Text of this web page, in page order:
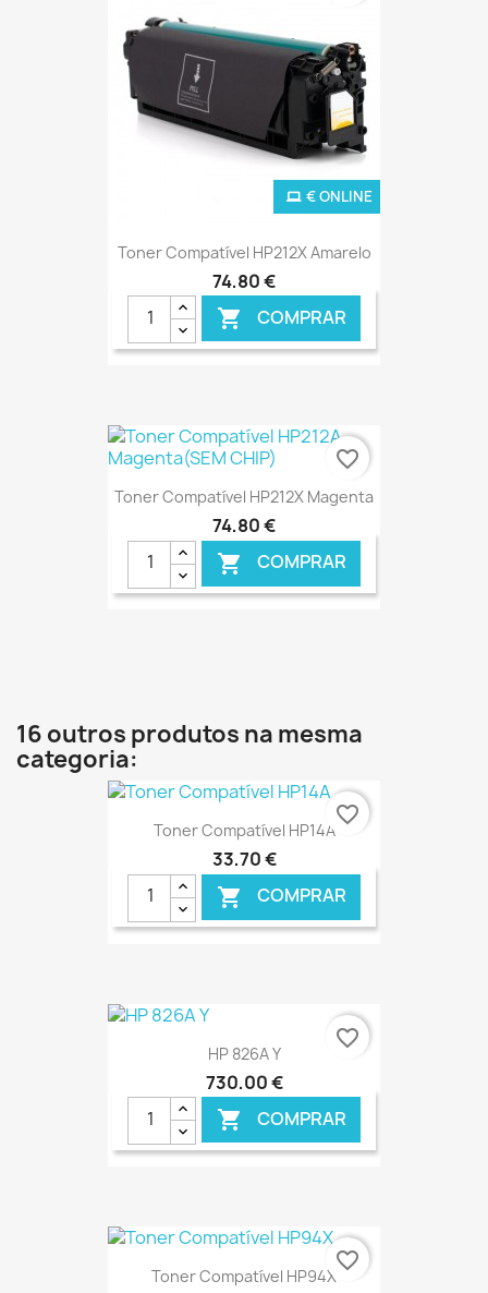
Toner Compatível HP212X Amarelo
74,80 €
 COMPRAR
€ ONLINE
Toner Compatível HP212X Magenta
74,80 €
 COMPRAR
favorite_border
16 outros produtos na mesma
categoria:
Toner Compatível HP14A
33,70 €
 COMPRAR
€ ONLINE
favorite_border
HP 826A Y
730,00 €
 COMPRAR
€ ONLINE
favorite_border
Toner Compatível HP94X
favorite_border